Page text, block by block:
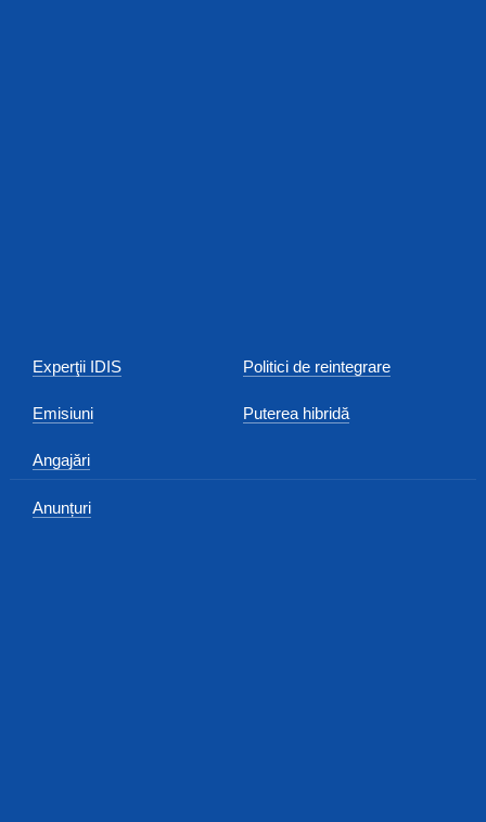
Experţii IDIS
Emisiuni
Angajări
Anunțuri
Politici de reintegrare
Puterea hibridă